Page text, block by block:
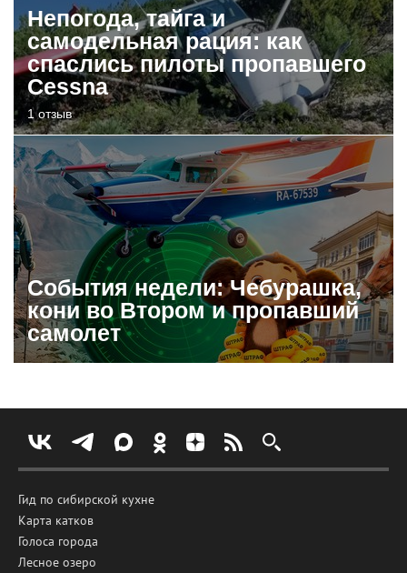
Непогода, тайга и
самодельная рация: как
спаслись пилоты пропавшего
Cessna
1 отзыв
События недели: Чебурашка,
кони во Втором и пропавший
самолет
Гид по сибирской кухне
Карта катков
Голоса города
Лесное озеро